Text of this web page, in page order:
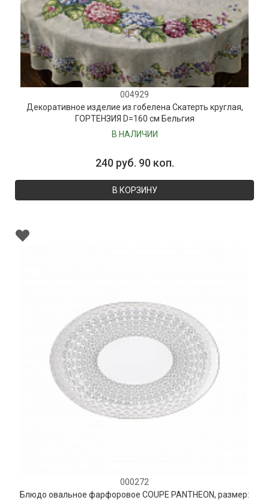
004929
Декоративное изделие из гобелена Скатерть круглая,
ГОРТЕНЗИЯ D=160 см Бельгия
В НАЛИЧИИ
240 руб. 90 коп.
В КОРЗИНУ
000272
Блюдо овальное фарфоровое COUPE PANTHEON, размер: